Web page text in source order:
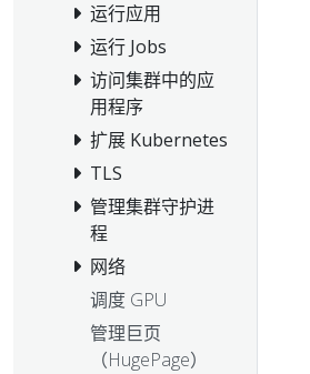
运行应用
运行 Jobs
访问集群中的应
用程序
扩展 Kubernetes
TLS
管理集群守护进
程
网络
调度 GPU
管理巨页
（HugePage）